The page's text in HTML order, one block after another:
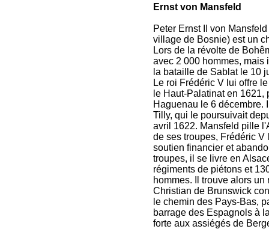
Ernst von Mansfeld
Peter Ernst II von
village de Bosnie) est un
Lors de la révolte de
avec 2 000 hommes, mais
la bataille de Sablat le 10
Le roi Frédéric V lui offre
le Haut-Palatinat en
Haguenau le 6 décembre.
Tilly, qui le poursuivait
avril 1622. Mansfeld pille
de ses troupes, Frédéric
soutien financier et
troupes, il se livre en
régiments de piétons et
hommes. Il trouve alors
Christian de Brunswick
le chemin des Pays-Bas,
barrage des Espagnols à
forte aux assiégés de